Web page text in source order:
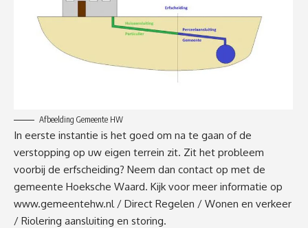
Afbeelding Gemeente HW
In eerste instantie is het goed om na te gaan of de
verstopping op uw eigen terrein zit. Zit het probleem
voorbij de erfscheiding? Neem dan contact op met de
gemeente Hoeksche Waard. Kijk voor meer informatie op
www.gemeentehw.nl / Direct Regelen / Wonen en verkeer
/ Riolering aansluiting en storing.